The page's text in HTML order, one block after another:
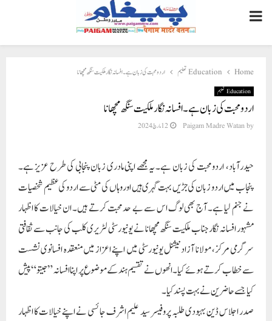
PRIMARY
MENU
Home Education تعلیم اردو محبت کی زبان ہے۔ افسانہ نگار ملکیت سنگھ مچھانا
Education تعلیم
اردو محبت کی زبان ہے۔ افسانہ نگار ملکیت سنگھ مچھانا
by
Paigam Madre Watan 12 مارچ 2024
حیدرآباد، اردو محبت کی زبان ہے۔ یہ مجھے اپنی مادری زبان پنجابی کی طرح عزیز ہے۔
پنجاب میں اردو زبان کی جڑیں بہت گہری ہیں اور وہاں کی مٹی سے اردو کی عظیم شخصیات
نے جنم لیا ہے۔ آج بھی لوگ اس سے بے حد محبت کرتے ہیں۔ ان خیالات کا اظہار
مشہور افسانہ نگار جناب ملکیت سنگھ مچھانا نے یونیورسٹی لٹریری کلب کی جانب سے ثقافتی
سرگرمی مرکز، مولانا آزاد نیشنل یونیورسٹی میں اپنے اعزاز میں منعقدہ افسانوی نشست
سے خطاب کرتے ہوئے کیا۔ انھوں نے تقسیم ہند کے موضوع پر اپنا افسانہ ”جیتو“ پیش
کیا جسے حاضرین نے بہت پسند کیا۔
صدر اجلاس ڈین بہبودی طلبہ پروفیسر سید علیم اشرف جائسی نے اپنے خیالات کا اظہار